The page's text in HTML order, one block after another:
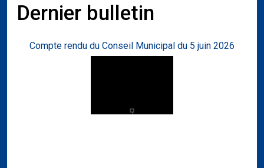
Dernier bulletin
Compte rendu du Conseil Municipal du 5 juin 2026